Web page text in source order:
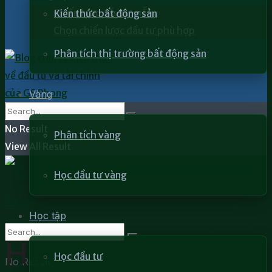
Kiến thức bất động sản
Phân tích thị trường bất động sản
Vàng
Phân tích vàng
Học đầu tư vàng
Học tập
Học đầu tư
Chiến lược đầu tư mẫu
No Result
View All Result
No Result
Hướng dẫn cách